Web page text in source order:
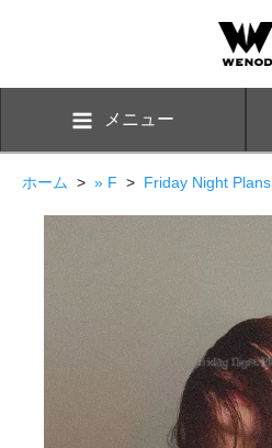
メニュー
ホーム > » F > Friday Night Plans